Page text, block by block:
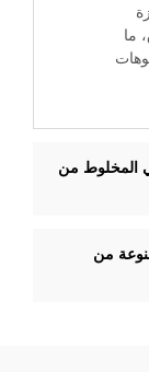
ما
المخلوط من
من